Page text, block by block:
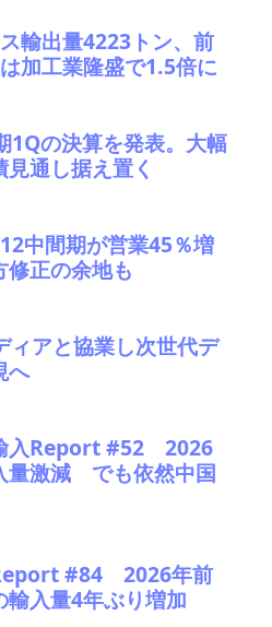
輸出量4223トン、前
加工業隆盛で1.5倍に
1Qの決算を発表。大幅
通し据え置く
中間期が営業45％増
正の余地も
ィアと協業し次世代デ
へ
入Report #52 2026
量激減 でも依然中国
#84 2026年前
入量4年ぶり増加